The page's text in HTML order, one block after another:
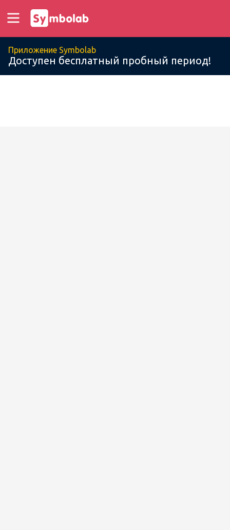
Приложение Symbolab
Доступен бесплатный пробный период!